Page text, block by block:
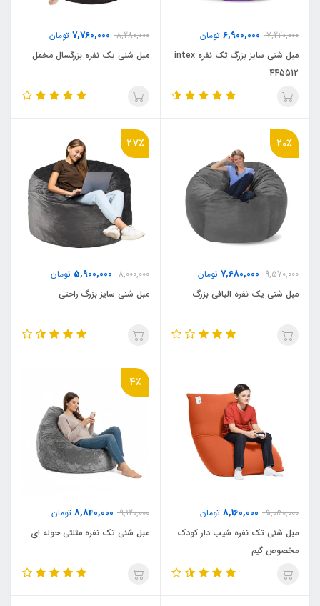
7,220,000
6,900,000 تومان
مبل شنی سایز بزرگ تک نفره intex
445512
8,280,000
7,760,000 تومان
مبل شنی یک نفره بزرگسال مخمل
20٪
9,570,000
7,680,000 تومان
مبل شنی یک نفره الیافی بزرگ
27٪
8,000,000
5,900,000 تومان
مبل شنی سایز بزرگ راحتی
5,050,000
8,160,000 تومان
مبل شنی تک نفره شیب دار کودک
مخصوص گیم
4٪
9,120,000
8,840,000 تومان
مبل شنی تک نفره مثلثی حوله ای